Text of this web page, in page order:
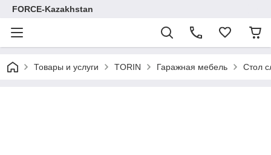
FORCE-Kazakhstan
Товары и услуги TORIN Гаражная мебель Стол